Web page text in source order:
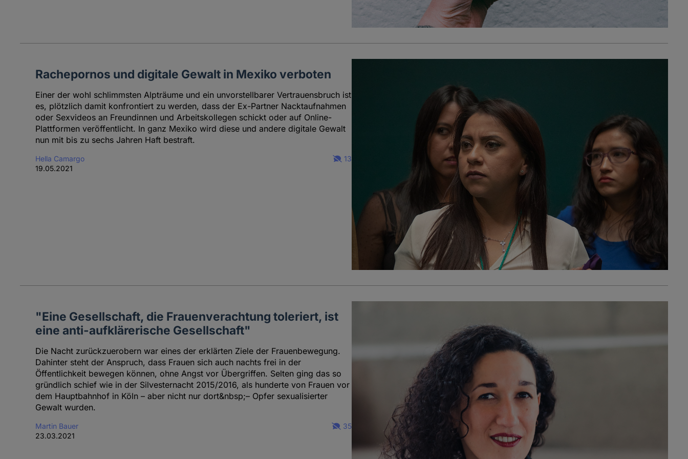
Rachepornos und digitale Gewalt in Mexiko verboten
Einer der wohl schlimmsten Alpträume und ein unvorstellbarer Vertrauensbruch ist
es, plötzlich damit konfrontiert zu werden, dass der Ex-Partner Nacktaufnahmen
oder Sexvideos an Freundinnen und Arbeitskollegen schickt oder auf Online-
Plattformen veröffentlicht. In ganz Mexiko wird diese und andere digitale Gewalt
nun mit bis zu sechs Jahren Haft bestraft.
Hella Camargo
19.05.2021
13
"Eine Gesellschaft, die Frauenverachtung toleriert, ist
eine anti-aufklärerische Gesellschaft"
Die Nacht zurückzuerobern war eines der erklärten Ziele der Frauenbewegung.
Dahinter steht der Anspruch, dass Frauen sich auch nachts frei in der
Öffentlichkeit bewegen können, ohne Angst vor Übergriffen. Selten ging das so
gründlich schief wie in der Silvesternacht 2015/2016, als hunderte von Frauen vor
dem Hauptbahnhof in Köln – aber nicht nur dort&nbsp;– Opfer sexualisierter
Gewalt wurden.
Martin Bauer
23.03.2021
35